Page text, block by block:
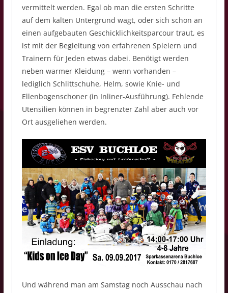
vermittelt werden. Egal ob man die ersten Schritte
auf dem kalten Untergrund wagt, oder sich schon an
einen aufgebauten Geschicklichkeitsparcour traut, es
ist mit der Begleitung von erfahrenen Spielern und
Trainern für Jeden etwas dabei. Benötigt werden
neben warmer Kleidung – wenn vorhanden –
lediglich Schlittschuhe, Helm, sowie Knie- und
Ellenbogenschoner (in Inliner-Ausführung). Fehlende
Utensilien können in begrenzter Zahl aber auch vor
Ort ausgeliehen werden.
Und während man am Samstag noch Ausschau nach